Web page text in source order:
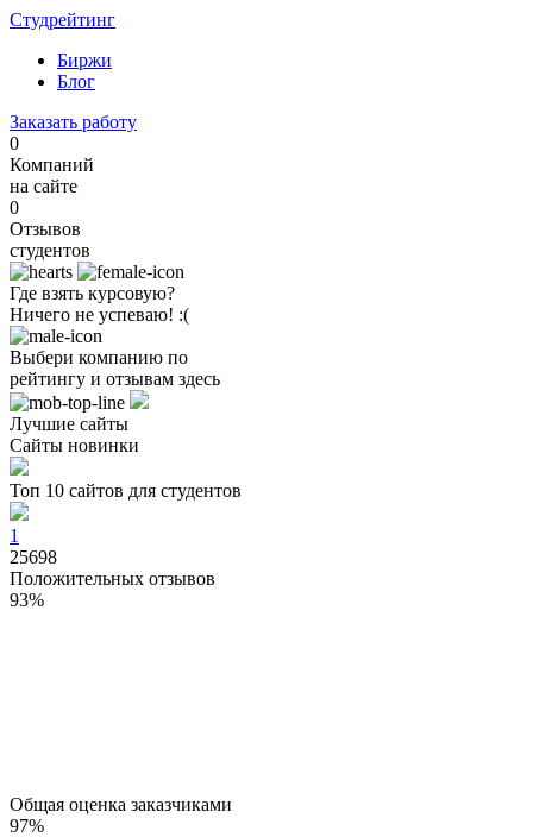
Студрейтинг
Биржи
Блог
Заказать работу
0
Компаний
на сайте
0
Отзывов
студентов
Где взять курсовую?
Ничего не успеваю! :(
Выбери компанию по
рейтингу и отзывам здесь
Лучшие сайты
Сайты новинки
Топ 10 сайтов для студентов
1
25698
Положительных отзывов
93%
Общая оценка заказчиками
97%